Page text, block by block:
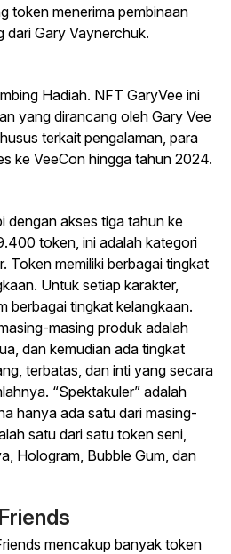
token menerima pembinaan
dari Gary Vaynerchuk.
Hadiah. NFT GaryVee ini
yang dirancang oleh Gary Vee
terkait pengalaman, para
ke VeeCon hingga tahun 2024.
dengan akses tiga tahun ke
token, ini adalah kategori
Token memiliki berbagai tingkat
Untuk setiap karakter,
berbagai tingkat kelangkaan.
masing produk adalah
dan kemudian ada tingkat
terbatas, dan inti yang secara
“Spektakuler” adalah
hanya ada satu dari masing-
satu dari satu token seni,
Hologram, Bubble Gum, dan
mencakup banyak token